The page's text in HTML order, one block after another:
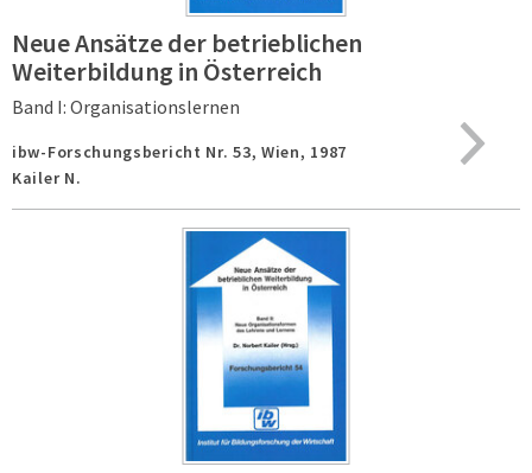
Neue Ansätze der betrieblichen
Weiterbildung in Österreich
Band I: Organisationslernen
ibw-Forschungsbericht Nr. 53, Wien, 1987
Kailer N.